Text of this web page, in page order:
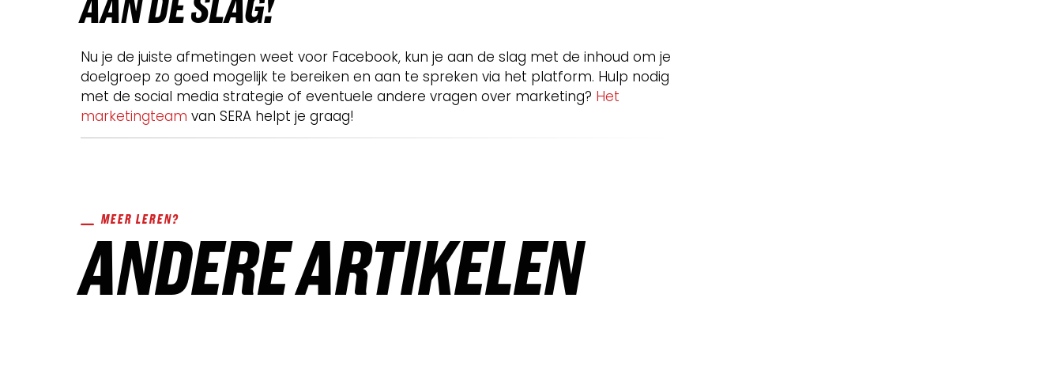
Nu je de juiste afmetingen weet voor Facebook, kun je aan de slag met de inhoud om je
doelgroep zo goed mogelijk te bereiken en aan te spreken via het platform. Hulp nodig
met de social media strategie of eventuele andere vragen over marketing? Het
marketingteam van SERA helpt je graag!
MEER LEREN?
ANDERE ARTIKELEN